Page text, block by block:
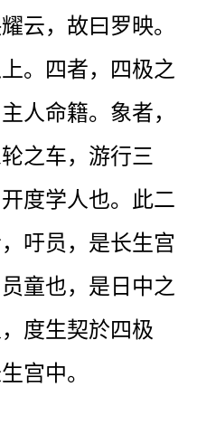
云，故曰罗映。
。四者，四极之
人命籍。象者，
之车，游行三
度学人也。此二
吁员，是长生宫
童也，是日中之
度生契於四极
宫中。